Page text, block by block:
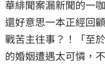
華緋聞案漏新聞的一
還好意思一本正經回
戰苦主往事？！「至
的婚姻遭遇太可憐，